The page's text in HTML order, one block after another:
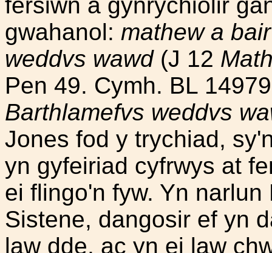
gwahanol: mathew a
weddvs wawd(J 12
Pen 49. Cymh. BL
Barthlamefvs weddvs
Jones fod y trychiad,
yn gyfeiriad cyfrwys at
ei flingo'n fyw. Yn
Sistene, dangosir ef yn
law dde, ac yn ei law